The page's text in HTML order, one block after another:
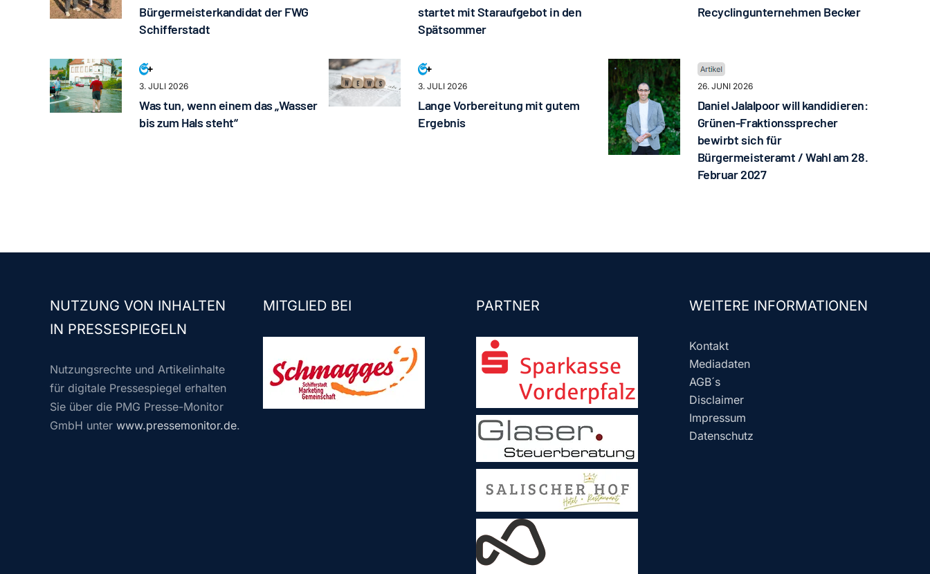
Bürgermeisterkandidat der FWG
Schifferstadt
startet mit Staraufgebot in den
Spätsommer
Recyclingunternehmen Becker
3. JULI 2026
Was tun, wenn einem das „Wasser
bis zum Hals steht“
3. JULI 2026
Lange Vorbereitung mit gutem
Ergebnis
26. JUNI 2026
Daniel Jalalpoor will kandidieren:
Grünen-Fraktionssprecher
bewirbt sich für
Bürgermeisteramt / Wahl am 28.
Februar 2027
NUTZUNG VON INHALTEN
IN PRESSESPIEGELN
Nutzungsrechte und Artikelinhalte
für digitale Pressespiegel erhalten
Sie über die PMG Presse-Monitor
GmbH unter www.pressemonitor.de.
MITGLIED BEI PARTNER WEITERE INFORMATIONEN
Kontakt
Mediadaten
AGB´s
Disclaimer
Impressum
Datenschutz